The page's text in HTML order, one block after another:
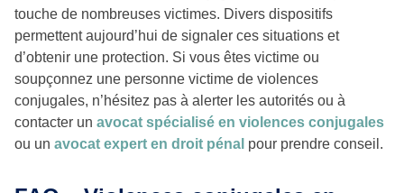
touche de nombreuses victimes. Divers dispositifs
permettent aujourd’hui de signaler ces situations et
d’obtenir une protection. Si vous êtes victime ou
soupçonnez une personne victime de violences
conjugales, n’hésitez pas à alerter les autorités ou à
contacter un avocat spécialisé en violences conjugales
ou un avocat expert en droit pénal pour prendre conseil.